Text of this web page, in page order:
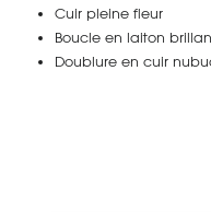
Cuir pleine fleur
Boucle en laiton
Doublure en cuir